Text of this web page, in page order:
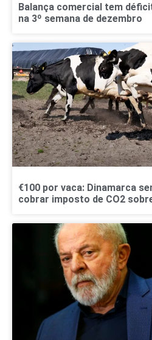
Balança comercial tem
na 3º semana de dezembro
€100 por vaca: Dinamarca
cobrar imposto de CO2